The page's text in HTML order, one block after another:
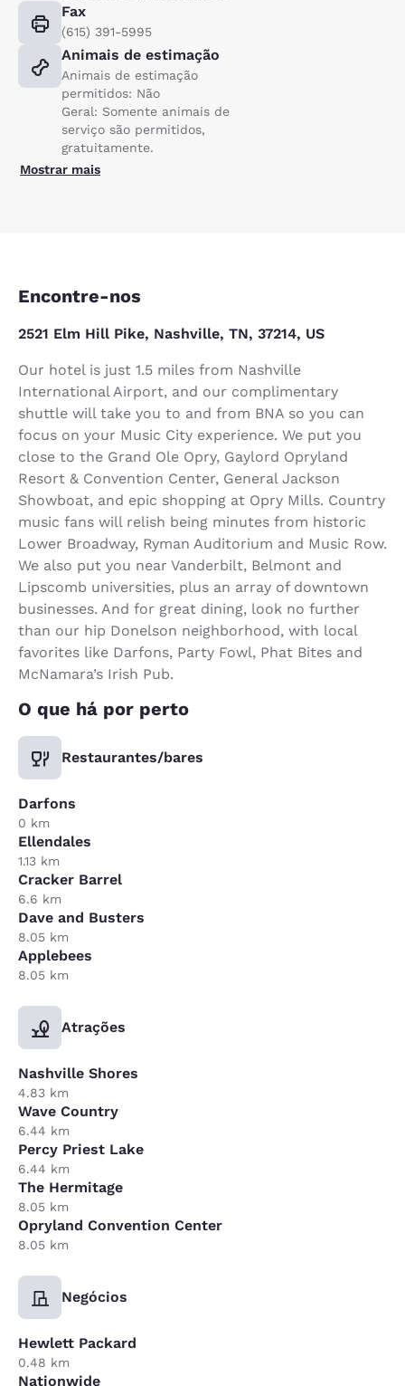
Fax
(615) 391-5995
Animais de estimação
Animais de estimação
permitidos: Não
Geral: Somente animais de
serviço são permitidos,
gratuitamente.
Mostrar mais
Encontre-nos
2521 Elm Hill Pike, Nashville, TN, 37214, US
Our hotel is just 1.5 miles from Nashville
International Airport, and our complimentary
shuttle will take you to and from BNA so you can
focus on your Music City experience. We put you
close to the Grand Ole Opry, Gaylord Opryland
Resort & Convention Center, General Jackson
Showboat, and epic shopping at Opry Mills. Country
music fans will relish being minutes from historic
Lower Broadway, Ryman Auditorium and Music Row.
We also put you near Vanderbilt, Belmont and
Lipscomb universities, plus an array of downtown
businesses. And for great dining, look no further
than our hip Donelson neighborhood, with local
favorites like Darfons, Party Fowl, Phat Bites and
McNamara’s Irish Pub.
O que há por perto
Restaurantes/bares
Darfons
0 km
Ellendales
1.13 km
Cracker Barrel
6.6 km
Dave and Busters
8.05 km
Applebees
8.05 km
Atrações
Nashville Shores
4.83 km
Wave Country
6.44 km
Percy Priest Lake
6.44 km
The Hermitage
8.05 km
Opryland Convention Center
8.05 km
Negócios
Hewlett Packard
0.48 km
Nationwide